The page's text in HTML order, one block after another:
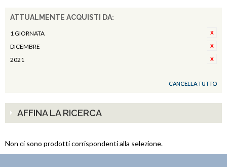
ATTUALMENTE ACQUISTI DA:
1 GIORNATA
DICEMBRE
2021
CANCELLA TUTTO
AFFINA LA RICERCA
Non ci sono prodotti corrispondenti alla selezione.